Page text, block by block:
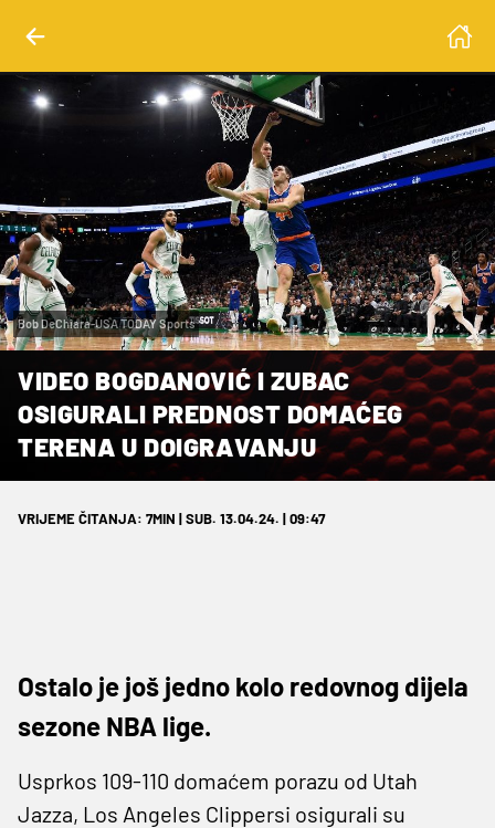
Bob DeChiara-USA TODAY Sports
VIDEO BOGDANOVIĆ I ZUBAC
OSIGURALI PREDNOST DOMAĆEG
TERENA U DOIGRAVANJU
VRIJEME ČITANJA: 7MIN | SUB. 13.04.24. | 09:47
Ostalo je još jedno kolo redovnog dijela
sezone NBA lige.
Usprkos 109-110 domaćem porazu od Utah
Jazza, Los Angeles Clippersi osigurali su